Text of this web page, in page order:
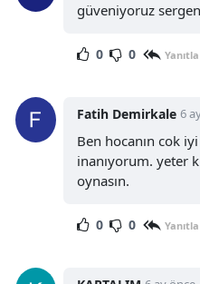
güveniyoruz
0 0 Yanıtla
Fatih Demirkale 6
Ben hocanın cok
inanıyorum. yeter
oynasın.
0 0 Yanıtla